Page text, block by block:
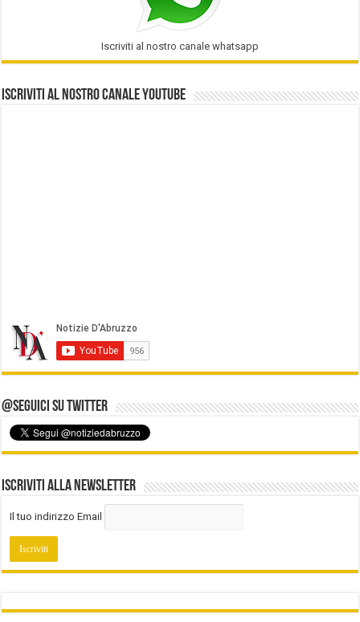
Iscriviti al nostro canale whatsapp
Iscriviti al nostro Canale Youtube
@Seguici su Twitter
Iscriviti alla Newsletter
Il tuo indirizzo Email